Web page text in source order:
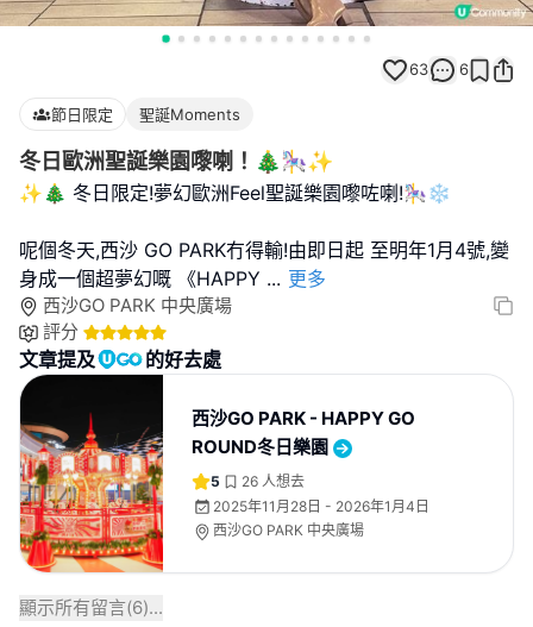
63 6
節日限定 聖誕Moments
冬日歐洲聖誕樂園嚟喇！🎄🎠✨
✨🎄 冬日限定!夢幻歐洲Feel聖誕樂園嚟咗喇!🎠❄️
呢個冬天,西沙 GO PARK冇得輸!由即日起 至明年1月4號,變
身成一個超夢幻嘅 《HAPPY ... 更多
西沙GO PARK 中央廣場
評分
文章提及 的好去處
西沙GO PARK - HAPPY GO
ROUND冬日樂園
5 26 人想去
2025年11月28日 - 2026年1月4日
西沙GO PARK 中央廣場
顯示所有留言(6)...